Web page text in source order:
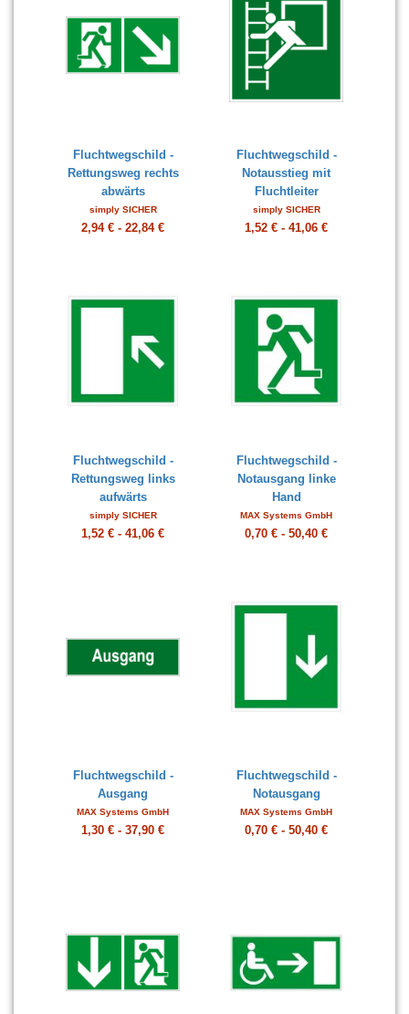
Fluchtwegschild -
Rettungsweg rechts
abwärts
simply SICHER
2,94 € - 22,84 €
Fluchtwegschild -
Notausstieg mit
Fluchtleiter
simply SICHER
1,52 € - 41,06 €
Fluchtwegschild -
Rettungsweg links
aufwärts
simply SICHER
1,52 € - 41,06 €
Fluchtwegschild -
Notausgang linke
Hand
MAX Systems GmbH
0,70 € - 50,40 €
Fluchtwegschild -
Ausgang
MAX Systems GmbH
1,30 € - 37,90 €
Fluchtwegschild -
Notausgang
MAX Systems GmbH
0,70 € - 50,40 €